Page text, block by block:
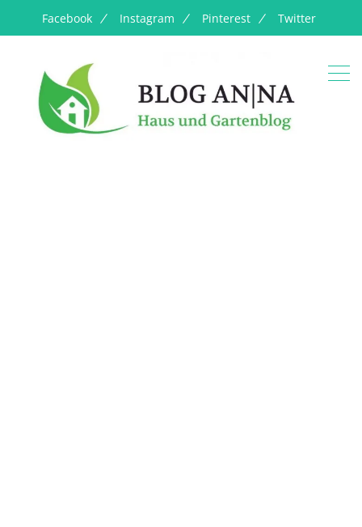
Facebook Instagram Pinterest Twitter